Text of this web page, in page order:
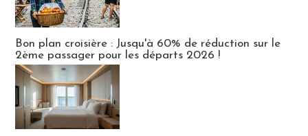
Bon plan croisière : Jusqu'à 60% de réduction sur le
2ème passager pour les départs 2026 !